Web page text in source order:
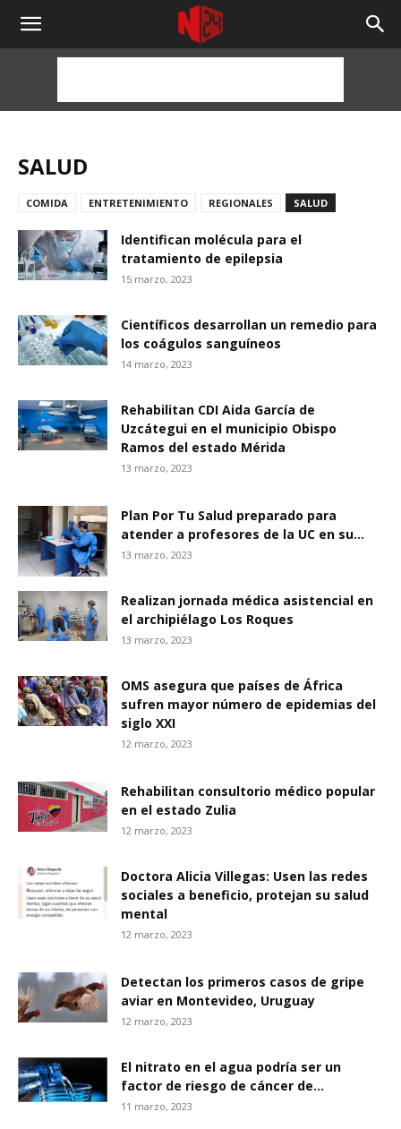
NOTICIAS
HORAS
SALUD
COMIDA ENTRETENIMIENTO REGIONALES SALUD
Identifican molécula para el
tratamiento de epilepsia
15 marzo, 2023
Científicos desarrollan un remedio para
los coágulos sanguíneos
14 marzo, 2023
Rehabilitan CDI Aida García de
Uzcátegui en el municipio Obispo
Ramos del estado Mérida
13 marzo, 2023
Plan Por Tu Salud preparado para
atender a profesores de la UC en su...
13 marzo, 2023
Realizan jornada médica asistencial en
el archipiélago Los Roques
13 marzo, 2023
OMS asegura que países de África
sufren mayor número de epidemias del
siglo XXI
12 marzo, 2023
Rehabilitan consultorio médico popular
en el estado Zulia
12 marzo, 2023
Doctora Alicia Villegas: Usen las redes
sociales a beneficio, protejan su salud
mental
12 marzo, 2023
Detectan los primeros casos de gripe
aviar en Montevideo, Uruguay
12 marzo, 2023
El nitrato en el agua podría ser un
factor de riesgo de cáncer de...
11 marzo, 2023